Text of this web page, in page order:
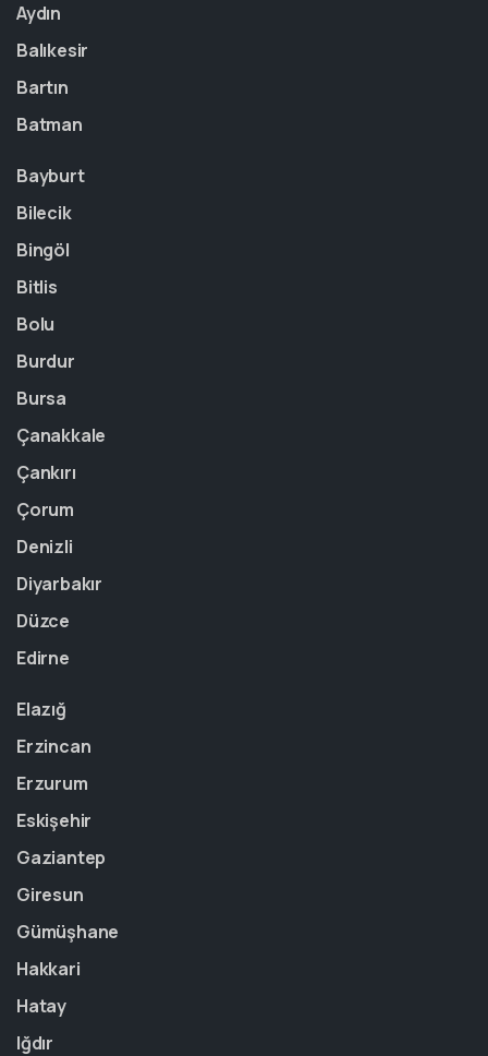
Aydın
Balıkesir
Bartın
Batman
Bayburt
Bilecik
Bingöl
Bitlis
Bolu
Burdur
Bursa
Çanakkale
Çankırı
Çorum
Denizli
Diyarbakır
Düzce
Edirne
Elazığ
Erzincan
Erzurum
Eskişehir
Gaziantep
Giresun
Gümüşhane
Hakkari
Hatay
Iğdır